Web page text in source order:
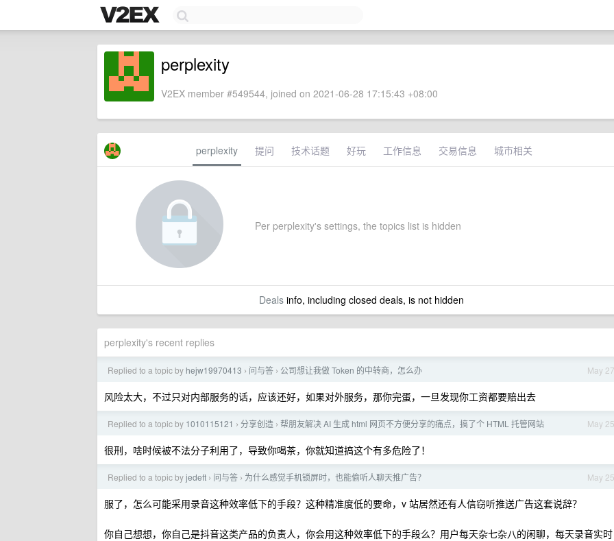
perplexity
V2EX member #549544, joined on 2021-06-28 17:15:43 +08:00
perplexity 提问 技术话题 好玩 工作信息 交易信息 城市相关
Per perplexity's settings, the topics list is hidden
Dealsinfo, including closed deals, is not hidden
perplexity's recent replies
May 27
Replied to a topic by hejw19970413 › 问与答 › 公司想让我做 Token 的中转商，怎么办
风险太大，不过只对内部服务的话，应该还好，如果对外服务，那你完蛋，一旦发现你工资都要赔出去
May 25
Replied to a topic by 1010115121 › 分享创造 › 帮朋友解决 AI 生成 html 网页不方便分享的痛点，搞了个 HTML 托管网站
很刑，啥时候被不法分子利用了，导致你喝茶，你就知道搞这个有多危险了！
May 25
Replied to a topic byjedeft › 问与答 › 为什么感觉手机锁屏时，也能偷听人聊天推广告？
服了，怎么可能采用录音这种效率低下的手段？这种精准度低的要命，v 站居然还有人信窃听推送广告这套说辞？
你自己想想，你自己是抖音这类产品的负责人，你会用这种效率低下的手段么？用户每天杂七杂八的闲聊，每天录音实时